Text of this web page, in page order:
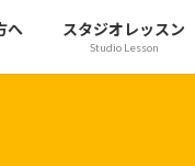
へ スタジオレッスン
Studio Lesson